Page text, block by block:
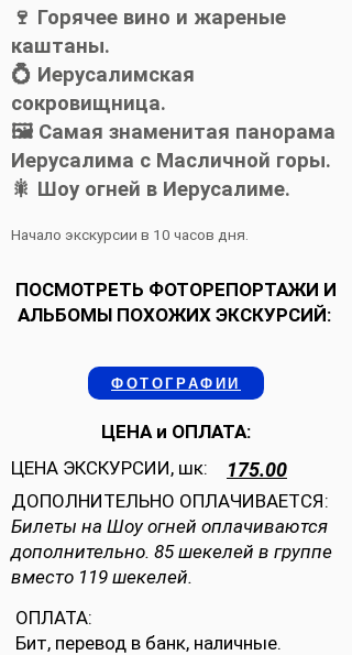
🍷 Горячее вино и жареные
каштаны.
💍 Иерусалимская
сокровищница.
🖼️ Самая знаменитая панорама
Иерусалима с Масличной горы.
🎇 Шоу огней в Иерусалиме.
Начало экскурсии в 10 часов дня.
ПОСМОТРЕТЬ ФОТОРЕПОРТАЖИ И
АЛЬБОМЫ ПОХОЖИХ ЭКСКУРСИЙ:
ФОТОГРАФИИ
ЦЕНА и ОПЛАТА:
ЦЕНА ЭКСКУРСИИ, шк:
175.00
ДОПОЛНИТЕЛЬНО ОПЛАЧИВАЕТСЯ:
Билеты на Шоу огней оплачиваются
дополнительно. 85 шекелей в группе
вместо 119 шекелей.
ОПЛАТА:
Бит, перевод в банк, наличные.